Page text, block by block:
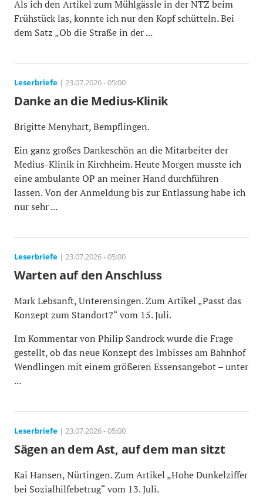
Als ich den Artikel zum Mühlgässle in der NTZ beim
Frühstück las, konnte ich nur den Kopf schütteln. Bei
dem Satz „Ob die Straße in der ...
Leserbriefe | 23.07.2026 - 05:00
Danke an die Medius-Klinik
Brigitte Menyhart, Bempflingen.
Ein ganz großes Dankeschön an die Mitarbeiter der
Medius-Klinik in Kirchheim. Heute Morgen musste ich
eine ambulante OP an meiner Hand durchführen
lassen. Von der Anmeldung bis zur Entlassung habe ich
nur sehr ...
Leserbriefe | 23.07.2026 - 05:00
Warten auf den Anschluss
Mark Lebsanft, Unterensingen. Zum Artikel „Passt das
Konzept zum Standort?“ vom 15. Juli.
Im Kommentar von Philip Sandrock wurde die Frage
gestellt, ob das neue Konzept des Imbisses am Bahnhof
Wendlingen mit einem größeren Essensangebot – unter
...
Leserbriefe | 23.07.2026 - 05:00
Sägen an dem Ast, auf dem man sitzt
Kai Hansen, Nürtingen. Zum Artikel „Hohe Dunkelziffer
bei Sozialhilfebetrug“ vom 13. Juli.